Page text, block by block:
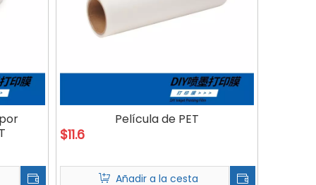
Película de PET
$11.6
Añadir a la cesta